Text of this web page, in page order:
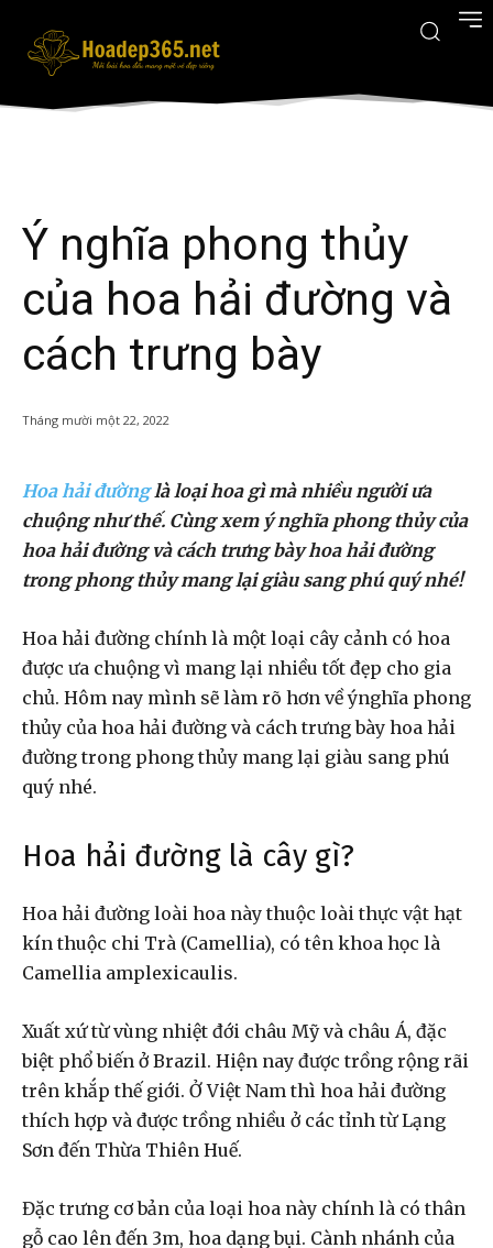
Ý nghĩa phong thủy
của hoa hải đường và
cách trưng bày
Tháng mười một 22, 2022
Hoa hải đườnglà loại hoa gì mà nhiều người ưa
chuộng như thế. Cùng xem ý nghĩa phong thủy của
hoa hải đường và cách trưng bày hoa hải đường
trong phong thủy mang lại giàu sang phú quý nhé!
Hoa hải đường chính là một loại cây cảnh có hoa
được ưa chuộng vì mang lại nhiều tốt đẹp cho gia
chủ. Hôm nay mình sẽ làm rõ hơn về ýnghĩa phong
thủy của hoa hải đường và cách trưng bày hoa hải
đường trong phong thủy mang lại giàu sang phú
quý nhé.
Hoa hải đường là cây gì?
Hoa hải đường loài hoa này thuộc loài thực vật hạt
kín thuộc chi Trà (Camellia), có tên khoa học là
Camellia amplexicaulis.
Xuất xứ từ vùng nhiệt đới châu Mỹ và châu Á, đặc
biệt phổ biến ở Brazil. Hiện nay được trồng rộng rãi
trên khắp thế giới. Ở Việt Nam thì hoa hải đường
thích hợp và được trồng nhiều ở các tỉnh từ Lạng
Sơn đến Thừa Thiên Huế.
Đặc trưng cơ bản của loại hoa này chính là có thân
gỗ cao lên đến 3m, hoa dạng bụi. Cành nhánh của